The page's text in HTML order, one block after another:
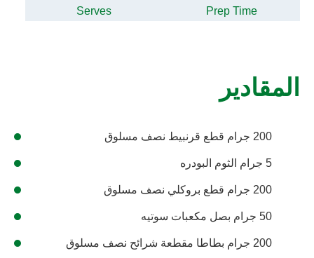
Prep Time
Serves
المقادير
200 جرام قطع قرنبيط نصف مسلوق
5 جرام الثوم البودره
200 جرام قطع بروكلي نصف مسلوق
50 جرام بصل مكعبات سوتيه
200 جرام بطاطا مقطعة شرائح نصف مسلوق